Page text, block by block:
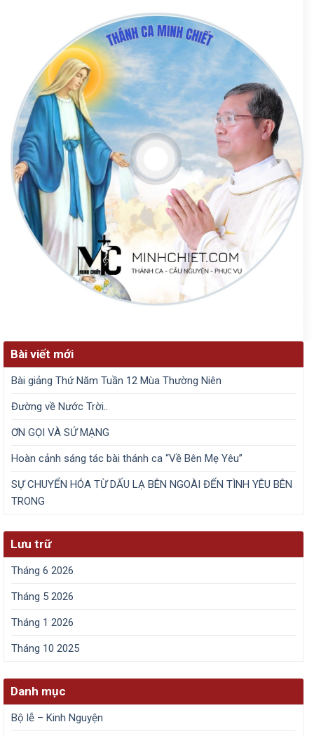
Bài viết mới
Bài giảng Thứ Năm Tuần 12 Mùa Thường Niên
Đường về Nước Trời..
ƠN GỌI VÀ SỨ MẠNG
​Hoàn cảnh sáng tác bài thánh ca “Về Bên Mẹ Yêu”
SỰ CHUYỂN HÓA TỪ DẤU LẠ BÊN NGOÀI ĐẾN TÌNH YÊU BÊN
TRONG
Lưu trữ
Tháng 6 2026
Tháng 5 2026
Tháng 1 2026
Tháng 10 2025
Danh mục
Bộ lễ – Kinh Nguyện